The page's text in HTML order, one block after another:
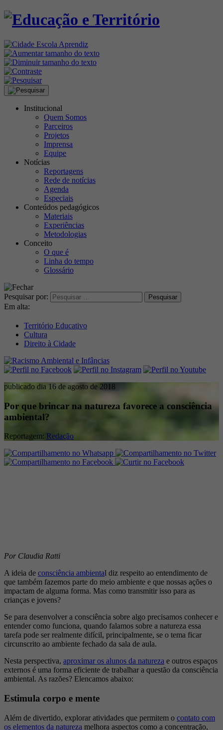
Institucional
Quem Somos
Parceiros
Projetos
Imprensa
Equipe
Notícias
Reportagens
Rede de notícias
Agenda
Especiais
Conteúdos pedagógicos
Materiais
Experiências
Metodologias
Conceito
O que é
Linha do tempo
Glossário
Pesquisar por:
Em alta:
Território Educativo
Cultura
Direito à Cidade
publicado dia 16 de agosto de 2018
Por que brincar na natureza favorece a consciência
ambiental?
Reportagem: Redação
Por Claudia Ratti
A ideia de consciência ambiental diz respeito ao entendimento de
que também fazemos parte do meio ambiente e que nossas ações o
impactam de alguma forma. Mas como transmitir isso para as
crianças e jovens?
Se para desenvolver a consciência sobre algo precisamos conhecer e
entender como funciona, quando falamos sobre a natureza essa
tarefa pode ser realmente difícil, principalmente, se o tema ficar
circunscrito ao ambiente fechado da sala de aula.
Nesta perspectiva, aproximar os alunos da natureza e outros espaços
externos é uma forma eficiente de trabalhar a questão da consciência
ambiental. As razões? Elencamos abaixo:
Estimula corpo e mente
Além de divertido, explorar atividades que permitem o contato com
os elementos da natureza melhora aspectos como a concentração,